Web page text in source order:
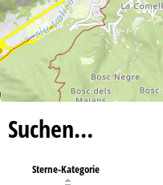
Suchen…
Sterne-Kategorie